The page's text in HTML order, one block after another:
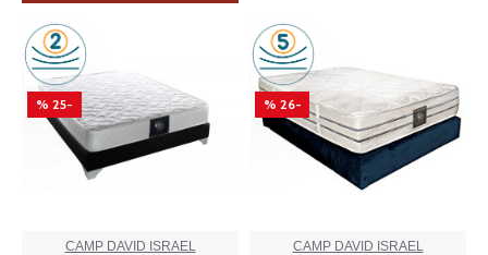
-26 %
CAMP DAVID ISRAEL
-25 %
CAMP DAVID ISRAEL